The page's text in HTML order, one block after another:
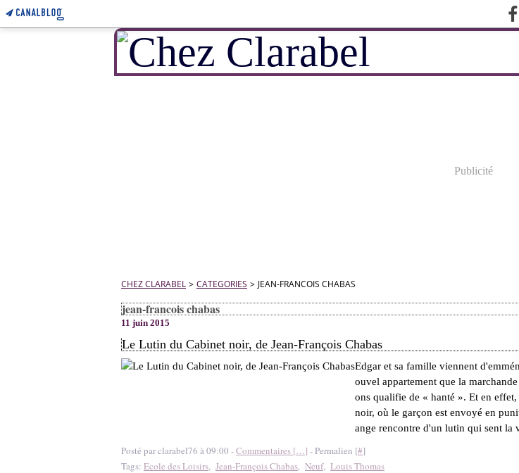
Publicité
CHEZ CLARABEL > CATEGORIES > JEAN-FRANCOIS CHABAS
jean-francois chabas
11 juin 2015
Le Lutin du Cabinet noir, de Jean-François Chabas
Edgar et sa famille viennent
ouvel appartement que la
ons qualifie de « hanté ». Et en
noir, où le garçon est envoyé en
ange rencontre d'un lutin qui sent la
Posté par clarabel76 à 09:00 -Commentaires […] - Permalien [#]
Tags: Ecole des Loisirs, Jean-François Chabas, Neuf, Louis Thomas